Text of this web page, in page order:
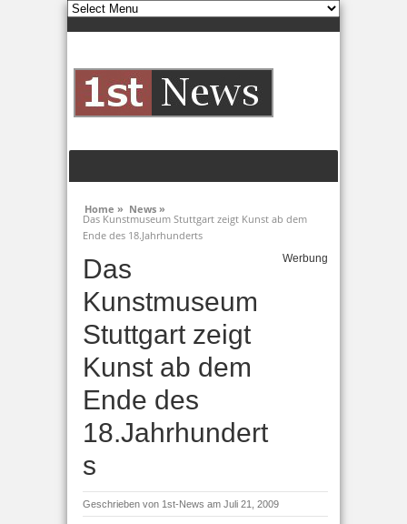
Home » News »
Das Kunstmuseum Stuttgart zeigt Kunst ab dem
Ende des 18.Jahrhunderts
Das
Kunstmuseum
Stuttgart zeigt
Kunst ab dem
Ende des
18.Jahrhundert
s
Werbung
Geschrieben von 1st-News am Juli 21, 2009